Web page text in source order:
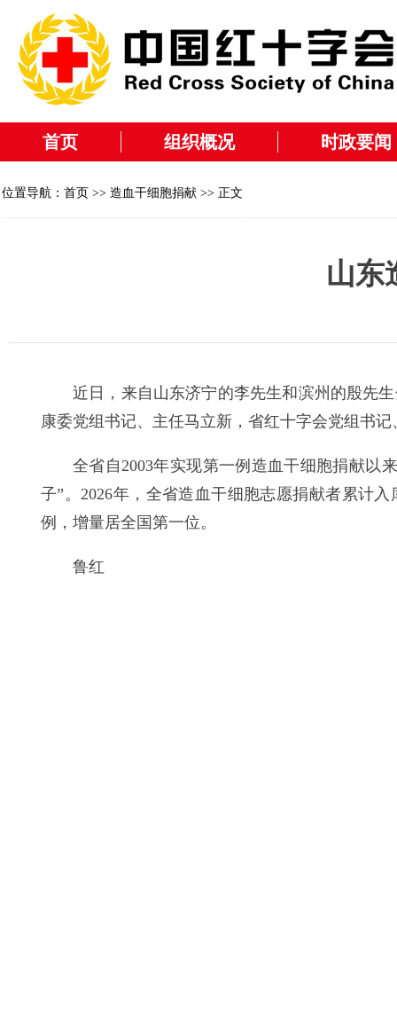
首页 组织概况 时政要闻
位置导航： 首页 >> 造血干细胞捐献 >> 正文
山东
近日，来自山东济宁的李先生和滨州的殷先
康委党组书记、主任马立新，省红十字会党组书
全省自2003年实现第一例造血干细胞捐献以
子”。2026年，全省造血干细胞志愿捐献者累计
例，增量居全国第一位。
鲁红